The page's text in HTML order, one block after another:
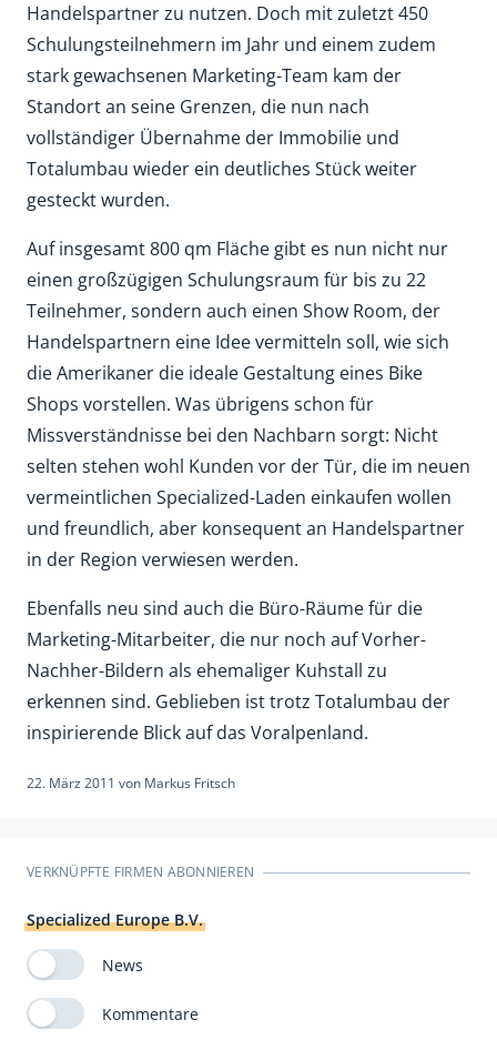
Handelspartner zu nutzen. Doch mit zuletzt 450
Schulungsteilnehmern im Jahr und einem zudem
stark gewachsenen Marketing-Team kam der
Standort an seine Grenzen, die nun nach
vollständiger Übernahme der Immobilie und
Totalumbau wieder ein deutliches Stück weiter
gesteckt wurden.
Auf insgesamt 800 qm Fläche gibt es nun nicht nur
einen großzügigen Schulungsraum für bis zu 22
Teilnehmer, sondern auch einen Show Room, der
Handelspartnern eine Idee vermitteln soll, wie sich
die Amerikaner die ideale Gestaltung eines Bike
Shops vorstellen. Was übrigens schon für
Missverständnisse bei den Nachbarn sorgt: Nicht
selten stehen wohl Kunden vor der Tür, die im neuen
vermeintlichen Specialized-Laden einkaufen wollen
und freundlich, aber konsequent an Handelspartner
in der Region verwiesen werden.
Ebenfalls neu sind auch die Büro-Räume für die
Marketing-Mitarbeiter, die nur noch auf Vorher-
Nachher-Bildern als ehemaliger Kuhstall zu
erkennen sind. Geblieben ist trotz Totalumbau der
inspirierende Blick auf das Voralpenland.
22. März 2011 von Markus Fritsch
VERKNÜPFTE FIRMEN ABONNIEREN
Specialized Europe B.V.
News
Kommentare